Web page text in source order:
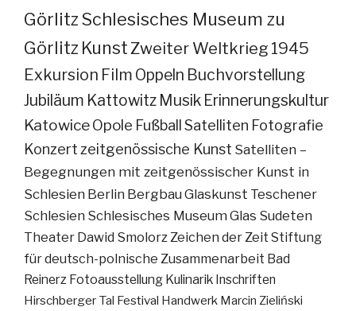
GörlitzSchlesisches Museum zu
Görlitz KunstZweiter Weltkrieg 1945
Exkursion Film Oppeln Buchvorstellung
Jubiläum Kattowitz Musik Erinnerungskultur
KatowiceOpole FußballSatelliten Fotografie
Konzertzeitgenössische Kunst Satelliten –
Begegnungen mit zeitgenössischer Kunst in
Schlesien Berlin BergbauGlaskunst Teschener
Schlesien Schlesisches MuseumGlas Sudeten
Theater Dawid Smolorz Zeichen der Zeit Stiftung
für deutsch-polnische Zusammenarbeit Bad
Reinerz Fotoausstellung Kulinarik Inschriften
Hirschberger Tal Festival Handwerk Marcin Zieliński